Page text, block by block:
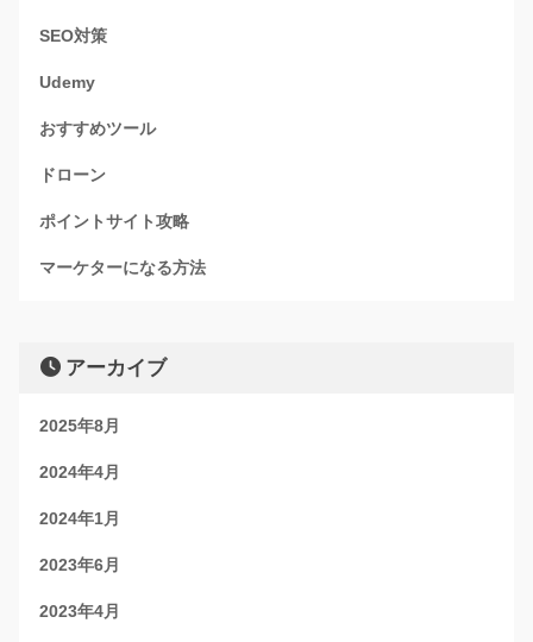
SEO対策
Udemy
おすすめツール
ドローン
ポイントサイト攻略
マーケターになる方法
アーカイブ
2025年8月
2024年4月
2024年1月
2023年6月
2023年4月